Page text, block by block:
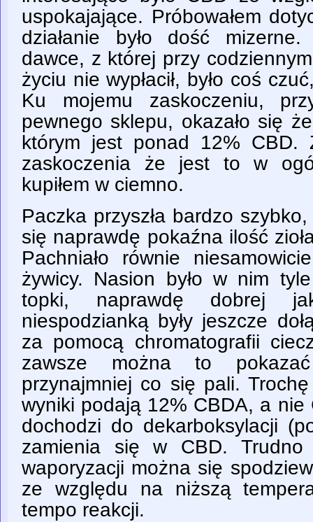
uspokajające. Próbowałem
działanie było dość
dawce, z której przy
życiu nie wypłacił, było coś
Ku mojemu zaskoczeniu,
pewnego sklepu, okazało się
którym jest ponad 12% CBD.
zaskoczenia że jest to w
kupiłem w ciemno.
Paczka przyszła bardzo
się naprawdę pokaźna ilość
Pachniało równie
żywicy. Nasion było w nim
topki, naprawdę dobrej
niespodzianką były jeszcze
za pomocą chromatografii
zawsze można to
przynajmniej co się pali.
wyniki podają 12% CBDA, a
dochodzi do dekarboksylacji
zamienia się w CBD.
waporyzacji można się
ze względu na niższą
tempo reakcji.